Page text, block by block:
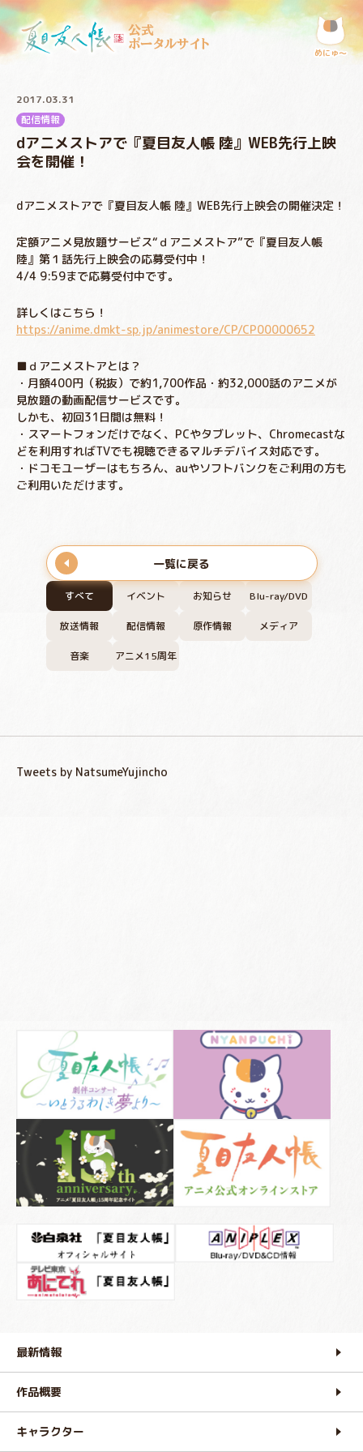
公式
ポータルサイト
めにゅ〜
すべて イベント お知らせ Blu-ray/DVD
放送情報 配信情報 原作情報 メディア
音楽 アニメ15周年
2017.03.31
配信情報
dアニメストアで『夏目友人帳 陸』WEB先行上映
会を開催！
dアニメストアで『夏目友人帳 陸』WEB先行上映会の開催決定！
定額アニメ見放題サービス“ｄアニメストア”で『夏目友人帳
陸』第１話先行上映会の応募受付中！
4/4 9:59まで応募受付中です。
詳しくはこちら！
https://anime.dmkt-sp.jp/animestore/CP/CP00000652
■ｄアニメストアとは？
・月額400円（税抜）で約1,700作品・約32,000話のアニメが
見放題の動画配信サービスです。
しかも、初回31日間は無料！
・スマートフォンだけでなく、PCやタブレット、Chromecastな
どを利用すればTVでも視聴できるマルチデバイス対応です。
・ドコモユーザーはもちろん、auやソフトバンクをご利用の方も
ご利用いただけます。
一覧に戻る
Tweets by NatsumeYujincho
最新情報
作品概要
キャラクター